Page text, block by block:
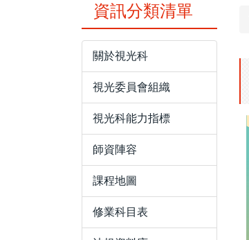
資訊分類清單
關於視光科
視光委員會組織
視光科能力指標
師資陣容
課程地圖
修業科目表